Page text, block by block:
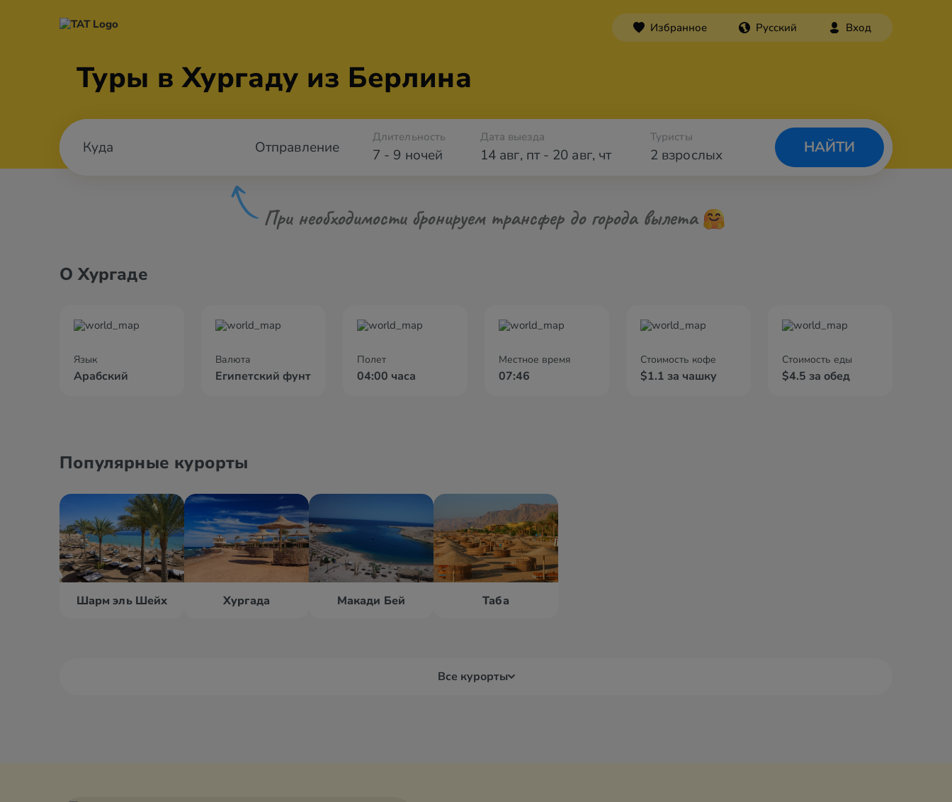
Избранное Русский Вход
Туры в Хургаду из Берлина
Отправление 7 - 9 ночей
Длительность Дата выезда
14 авг, пт- 20 авг, чт 2 взрослых
Туристы
НАЙТИ
При необходимости бронируем трансфер до города вылета
О Хургаде
Язык
Арабский
Валюта
Египетский фунт
Полет
04:00 часа
Местное время
07:46
Стоимость кофе
$1.1 за чашку
Стоимость еды
$4.5 за обед
Популярные курорты
Шарм эль Шейх Хургада Макади Бей Таба
Все курорты